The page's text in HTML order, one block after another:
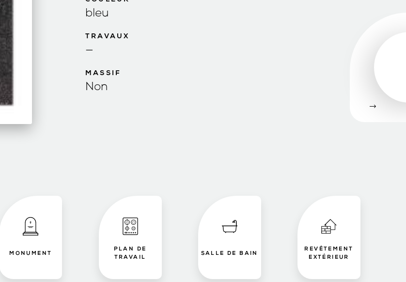
bleu
TRAVAUX
—
MASSIF
Non
MONUMENT
PLAN DE
TRAVAIL
SALLE DE BAIN
REVÊTEMENT
EXTÉRIEUR